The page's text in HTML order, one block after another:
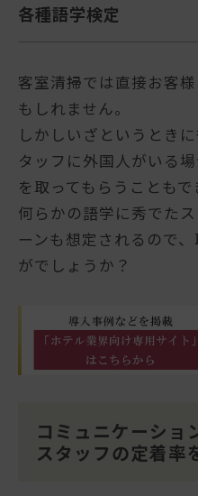
各種語学検定
客室清掃では直接お客
もしれません。
しかしいざというとき
タッフに外国人がいる
を取ってもらうこともで
何らかの語学に秀でた
ーンも想定されるので
がでしょうか？
コミュニケーショ
スタッフの定着率